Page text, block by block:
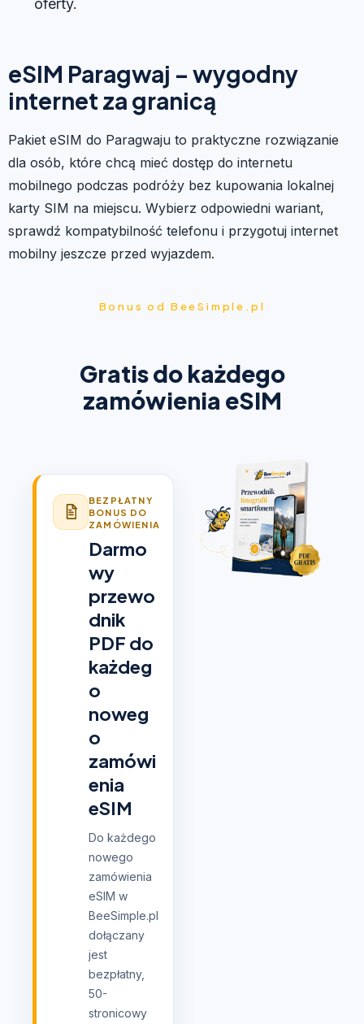
oferty.
eSIM Paragwaj – wygodny
internet za granicą
Pakiet eSIM do Paragwaju to praktyczne rozwiązanie
dla osób, które chcą mieć dostęp do internetu
mobilnego podczas podróży bez kupowania lokalnej
karty SIM na miejscu. Wybierz odpowiedni wariant,
sprawdź kompatybilność telefonu i przygotuj internet
mobilny jeszcze przed wyjazdem.
Bonus od BeeSimple.pl
Gratis do każdego
zamówienia eSIM
BEZPŁATNY
BONUS DO
ZAMÓWIENIA
Darmo
wy
przewo
dnik
PDF do
każdeg
o
noweg
o
zamówi
enia
eSIM
Do każdego
nowego
zamówienia
eSIM w
BeeSimple.pl
dołączany
jest
bezpłatny,
50-
stronicowy